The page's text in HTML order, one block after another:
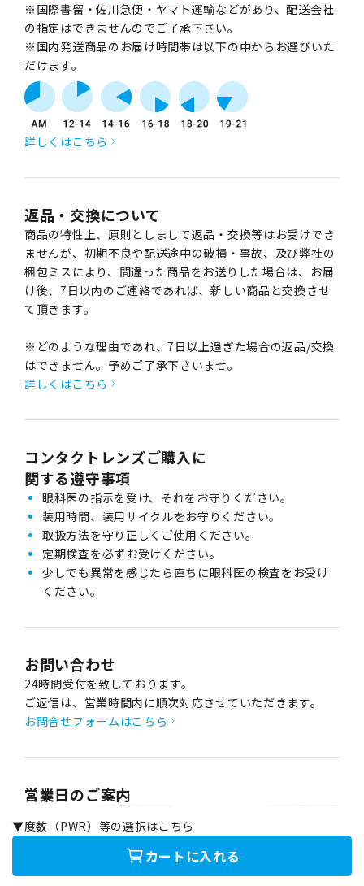
▼度数（PWR）等の選択はこちら
カートに入れる
※国際書留・佐川急便・ヤマト運輸などがあり、配送会社
の指定はできませんのでご了承下さい。
※国内発送商品のお届け時間帯は以下の中からお選びいた
だけます。
詳しくはこちら
返品・交換について
商品の特性上、原則としまして返品・交換等はお受けでき
ませんが、初期不良や配送途中の破損・事故、及び弊社の
梱包ミスにより、間違った商品をお送りした場合は、お届
け後、7日以内のご連絡であれば、新しい商品と交換させ
て頂きます。
※どのような理由であれ、7日以上過ぎた場合の返品/交換
はできません。予めご了承下さいませ。
詳しくはこちら
コンタクトレンズご購入に
関する遵守事項
眼科医の指示を受け、それをお守りください。
装用時間、装用サイクルをお守りください。
取扱方法を守り正しくご使用ください。
定期検査を必ずお受けください。
少しでも異常を感じたら直ちに眼科医の検査をお受け
ください。
お問い合わせ
24時間受付を致しております。
ご返信は、営業時間内に順次対応させていただきます。
お問合せフォームはこちら
営業日のご案内
日
月 火 水 木 金
土
7
8
9
10 11 12 13 14 15
6
7
13
14 15 16 17 18 19